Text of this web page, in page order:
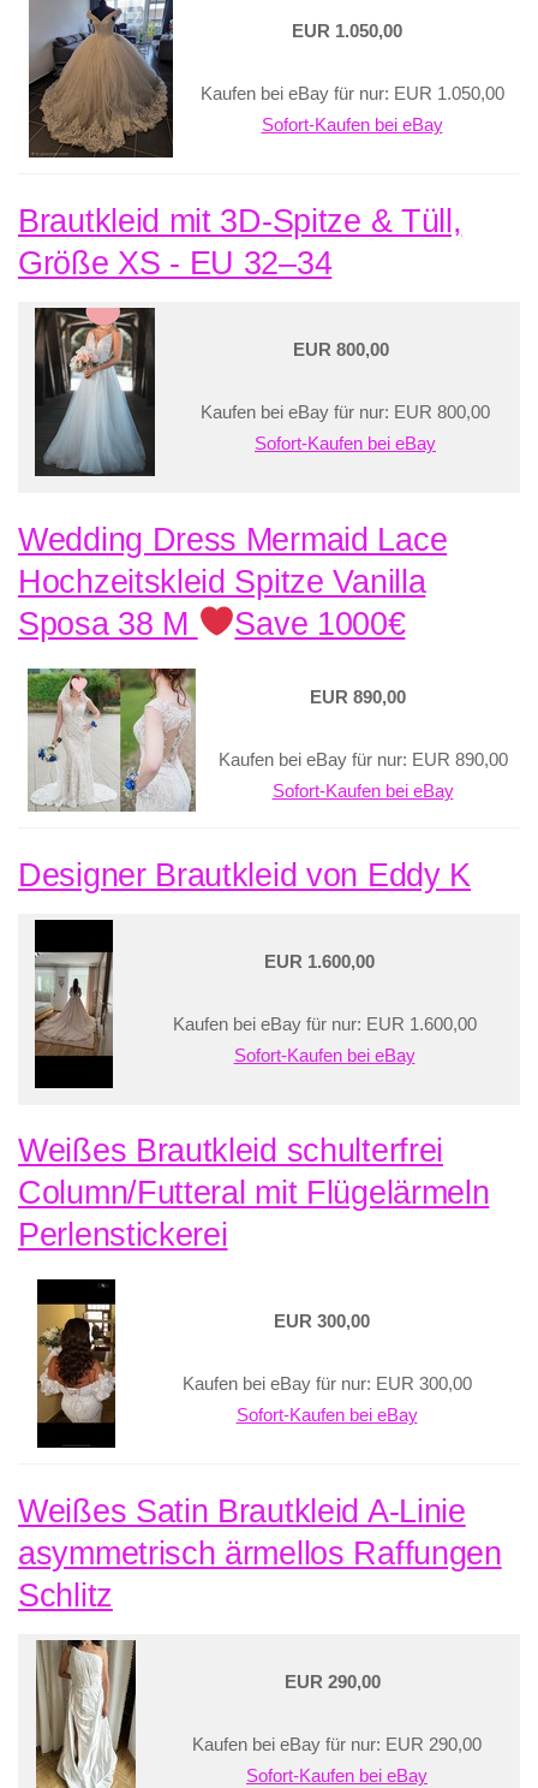
EUR 1.050,00
Kaufen bei eBay für nur: EUR 1.050,00
Sofort-Kaufen bei eBay
Brautkleid mit 3D-Spitze & Tüll,
Größe XS - EU 32–34
EUR 800,00
Kaufen bei eBay für nur: EUR 800,00
Sofort-Kaufen bei eBay
Wedding Dress Mermaid Lace
Hochzeitskleid Spitze Vanilla
Sposa 38 M
Save 1000€
EUR 890,00
Kaufen bei eBay für nur: EUR 890,00
Sofort-Kaufen bei eBay
Designer Brautkleid von Eddy K
EUR 1.600,00
Kaufen bei eBay für nur: EUR 1.600,00
Sofort-Kaufen bei eBay
Weißes Brautkleid schulterfrei
Column/Futteral mit Flügelärmeln
Perlenstickerei
EUR 300,00
Kaufen bei eBay für nur: EUR 300,00
Sofort-Kaufen bei eBay
Weißes Satin Brautkleid A-Linie
asymmetrisch ärmellos Raffungen
Schlitz
EUR 290,00
Kaufen bei eBay für nur: EUR 290,00
Sofort-Kaufen bei eBay